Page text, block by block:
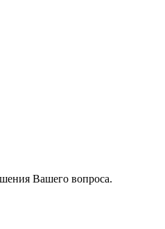
Вашего вопроса.